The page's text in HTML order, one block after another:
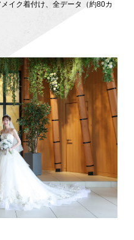
イク着付け、全データ（約80カ